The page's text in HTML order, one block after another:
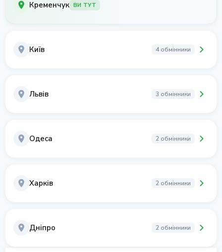
Кременчук ВИ ТУТ
Київ 4 обмінники
Львів 3 обмінники
Одеса 2 обмінники
Харків 2 обмінники
Дніпро 2 обмінники